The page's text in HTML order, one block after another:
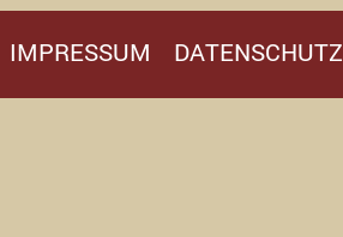
IMPRESSUM DATENSCHUTZ